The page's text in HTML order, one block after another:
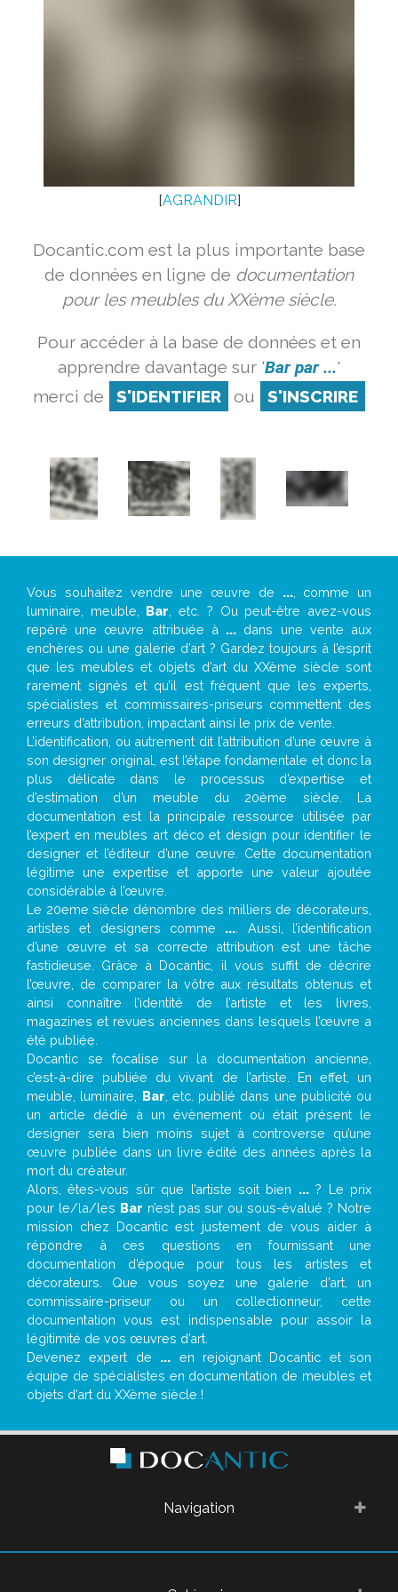
[AGRANDIR]
Docantic.com est la plus importante base
de données en ligne de documentation
pour les meubles du XXème siècle.
Pour accéder à la base de données et en
apprendre davantage sur 'Bar par ...'
merci de
S'IDENTIFIER ou S'INSCRIRE
Vous souhaitez vendre une œuvre de ..., comme un
luminaire, meuble, Bar , etc. ? Ou peut-être avez-vous
repéré une œuvre attribuée à ... dans une vente aux
enchères ou une galerie d’art ? Gardez toujours à l’esprit
que les meubles et objets d’art du XXème siècle sont
rarement signés et qu’il est fréquent que les experts,
spécialistes et commissaires-priseurs commettent des
erreurs d’attribution, impactant ainsi le prix de vente.
L’identification, ou autrement dit l’attribution d’une œuvre à
son designer original, est l’étape fondamentale et donc la
plus délicate dans le processus d’expertise et
d’estimation d’un meuble du 20ème siècle. La
documentation est la principale ressource utilisée par
l’expert en meubles art déco et design pour identifier le
designer et l’éditeur d’une œuvre. Cette documentation
légitime une expertise et apporte une valeur ajoutée
considérable à l’œuvre.
Le 20eme siècle dénombre des milliers de décorateurs,
artistes et designers comme ... . Aussi, l’identification
d’une œuvre et sa correcte attribution est une tâche
fastidieuse. Grâce à Docantic, il vous suffit de décrire
l’œuvre, de comparer la vôtre aux résultats obtenus et
ainsi connaître l’identité de l’artiste et les livres,
magazines et revues anciennes dans lesquels l’œuvre a
été publiée.
Docantic se focalise sur la documentation ancienne,
c’est-à-dire publiée du vivant de l’artiste. En effet, un
meuble, luminaire, Bar , etc. publié dans une publicité ou
un article dédié à un évènement où était présent le
designer sera bien moins sujet à controverse qu’une
œuvre publiée dans un livre édité des années après la
mort du créateur.
Alors, êtes-vous sûr que l’artiste soit bien ...? Le prix
pour le/la/les Bar n’est pas sur ou sous-évalué ? Notre
mission chez Docantic est justement de vous aider à
répondre à ces questions en fournissant une
documentation d’époque pour tous les artistes et
décorateurs. Que vous soyez une galerie d’art, un
commissaire-priseur ou un collectionneur, cette
documentation vous est indispensable pour assoir la
légitimité de vos œuvres d’art.
Devenez expert de ... en rejoignant Docantic et son
équipe de spécialistes en documentation de meubles et
objets d’art du XXème siècle !
Navigation